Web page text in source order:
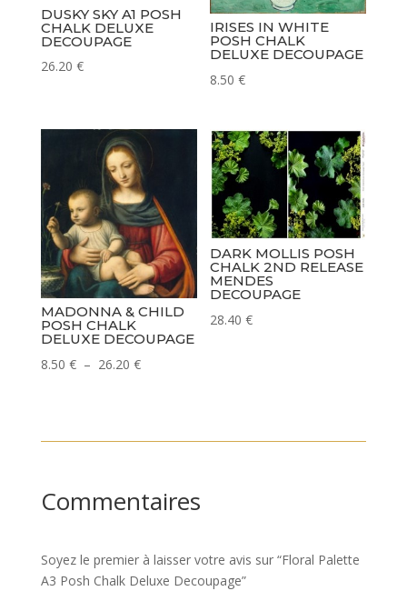
DUSKY SKY A1 POSH
CHALK DELUXE
DECOUPAGE
26.20 €
IRISES IN WHITE
POSH CHALK
DELUXE DECOUPAGE
8.50€
MADONNA & CHILD
POSH CHALK
DELUXE DECOUPAGE
8.50 € – 26.20 €Plage
DARK MOLLIS POSH
CHALK 2ND RELEASE
MENDES
DECOUPAGE
28.40€
Commentaires
Soyez le premier à laisser votre avis sur “Floral Palette
A3 Posh Chalk Deluxe Decoupage”